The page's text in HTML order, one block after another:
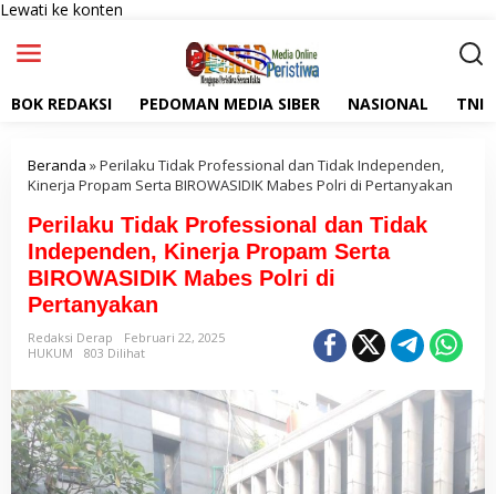
Lewati ke konten
BOK REDAKSI PEDOMAN MEDIA SIBER NASIONAL TNI
Beranda »Perilaku Tidak Professional dan Tidak Independen,
Kinerja Propam Serta BIROWASIDIK Mabes Polri di Pertanyakan
Perilaku Tidak Professional dan Tidak
Independen, Kinerja Propam Serta
BIROWASIDIK Mabes Polri di
Pertanyakan
Redaksi Derap
Februari 22, 2025
HUKUM
803 Dilihat